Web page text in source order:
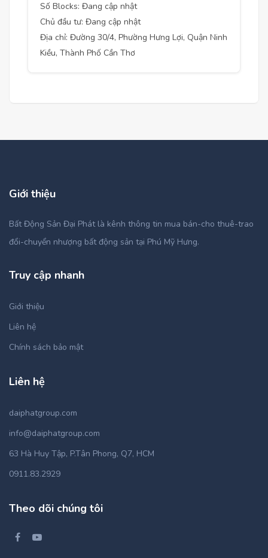
Số Blocks: Đang cập nhật
Chủ đầu tư: Đang cập nhật
Địa chỉ: Đường 30/4, Phường Hưng Lợi, Quận Ninh
Kiều, Thành Phố Cần Thơ
Giới thiệu
Bất Động Sản Đại Phát là kênh thông tin mua bán-cho thuê-trao
đổi-chuyển nhượng bất động sản tại Phú Mỹ Hưng.
Truy cập nhanh
Giới thiệu
Liên hệ
Chính sách bảo mật
Liên hệ
daiphatgroup.com
info@daiphatgroup.com
63 Hà Huy Tập, P.Tân Phong, Q7, HCM
0911.83.2929
Theo dõi chúng tôi